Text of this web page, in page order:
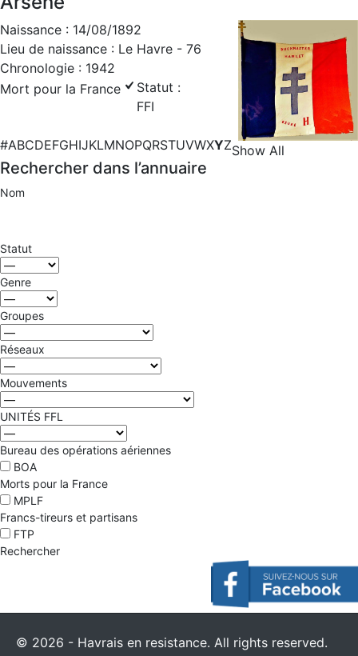
Naissance : 14/08/1892
Lieu de naissance : Le Havre - 76
Chronologie : 1942
Mort pour la France
Statut :
FFI
#ABCDEFGHIJKLMNOPQRSTUVWXYZShow All
Rechercher dans l’annuaire
Nom
Statut
Genre
Groupes
Réseaux
Mouvements
UNITÉS FFL
Bureau des opérations aériennes
BOA
Morts pour la France
MPLF
Francs-tireurs et partisans
FTP
© 2026 - Havrais en resistance. All rights reserved.